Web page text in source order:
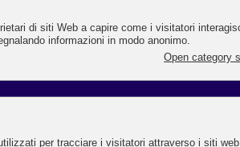
confronti dell’Ente Pubblico.